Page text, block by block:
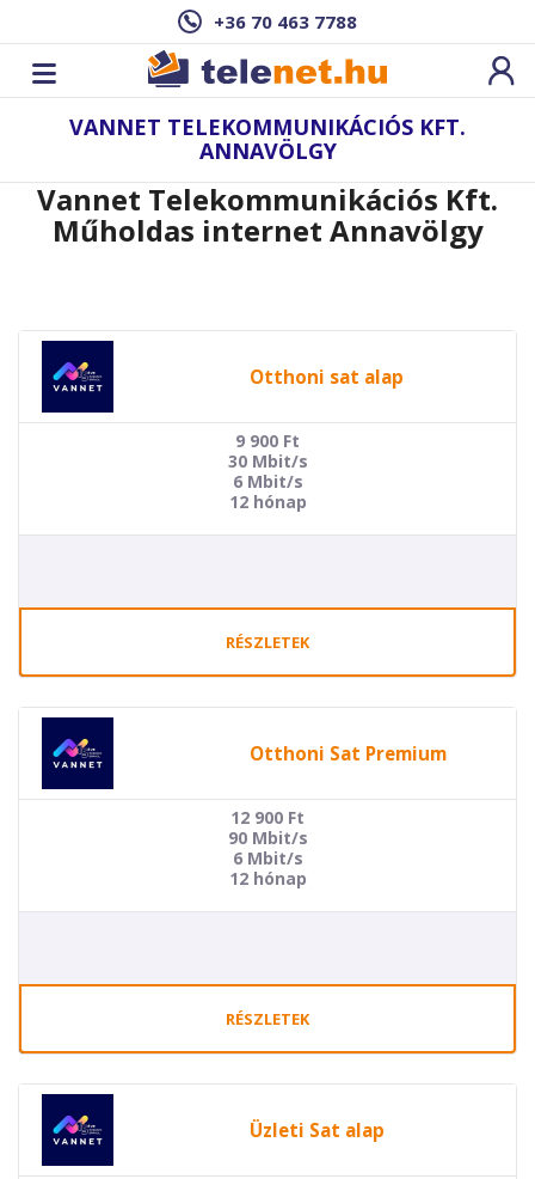
+36 70 463 7788
VANNET TELEKOMMUNIKÁCIÓS KFT.
ANNAVÖLGY
Vannet Telekommunikációs Kft.
Műholdas internet Annavölgy
Otthoni sat alap
9 900 Ft
30 Mbit/s
6 Mbit/s
12 hónap
RÉSZLETEK
Otthoni Sat Premium
12 900 Ft
90 Mbit/s
6 Mbit/s
12 hónap
RÉSZLETEK
Üzleti Sat alap